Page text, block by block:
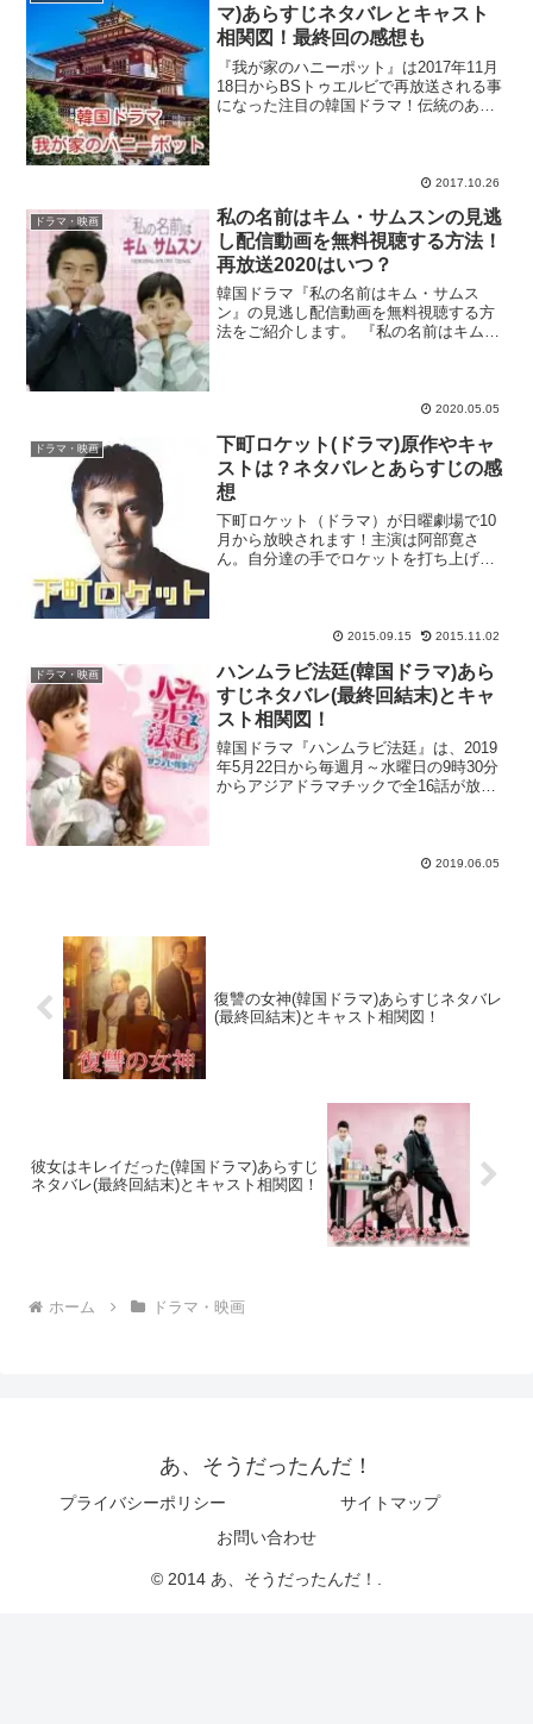
マ)あらすじネタバレとキャスト
相関図！最終回の感想も
『我が家のハニーポット』は2017年11月
18日からBSトゥエルビで再放送される事
になった注目の韓国ドラマ！伝統のある
2017.10.26
ドラマ・映画
私の名前はキム・サムスンの見逃
し配信動画を無料視聴する方法！
再放送2020はいつ？
韓国ドラマ『私の名前はキム・サムス
ン』の見逃し配信動画を無料視聴する方
法をご紹介します。 『私の名前はキム・
2020.05.05
ドラマ・映画
下町ロケット(ドラマ)原作やキャ
ストは？ネタバレとあらすじの感
想
下町ロケット（ドラマ）が日曜劇場で10
月から放映されます！主演は阿部寛さ
ん。自分達の手でロケットを打ち上げる
言うよりは『役を生きる』...
2015.09.15 2015.11.02
ドラマ・映画
ハンムラビ法廷(韓国ドラマ)あら
すじネタバレ(最終回結末)とキャ
スト相関図！
韓国ドラマ『ハンムラビ法廷』は、2019
年5月22日から毎週月～水曜日の9時30分
からアジアドラマチックで全16話が放送
2019.06.05
復讐の女神(韓国ドラマ)あらすじネタバレ
(最終回結末)とキャスト相関図！
彼女はキレイだった(韓国ドラマ)あらすじ
ネタバレ(最終回結末)とキャスト相関図！
ホーム ドラマ・映画
あ、そうだったんだ！
プライバシーポリシー
サイトマップ
お問い合わせ
© 2014 あ、そうだったんだ！.